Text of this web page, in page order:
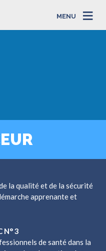
MENU
la qualité et de la sécurité
apprenante et
N° 3
de santé dans la